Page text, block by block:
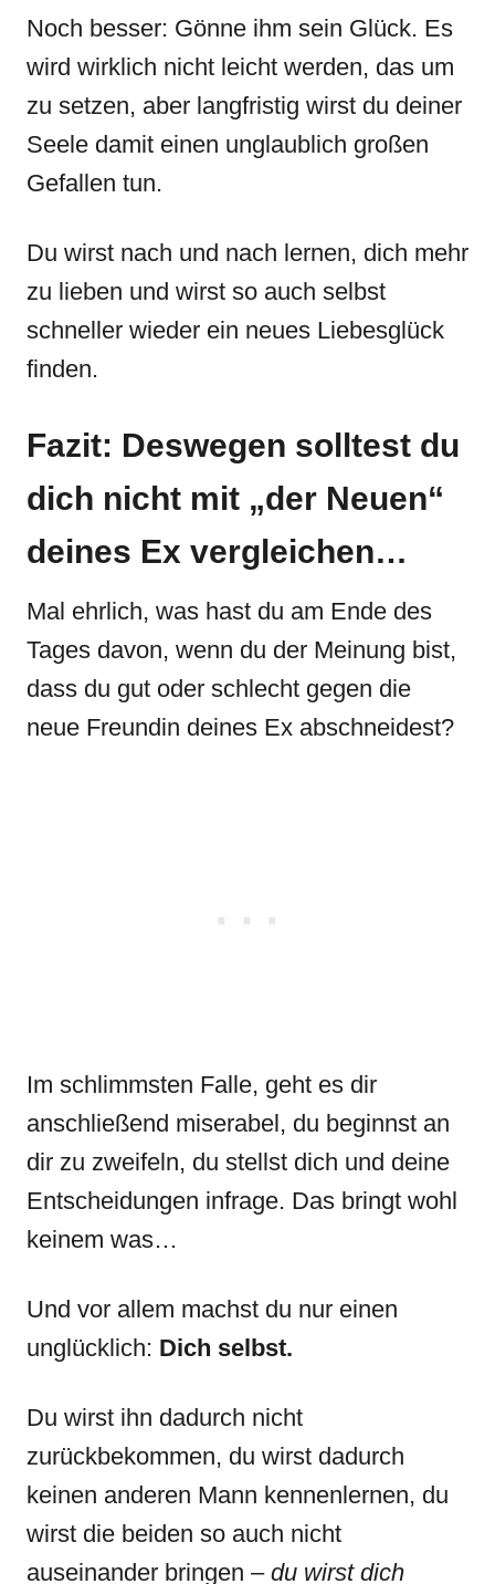
Noch besser: Gönne ihm sein Glück. Es
wird wirklich nicht leicht werden, das um
zu setzen, aber langfristig wirst du deiner
Seele damit einen unglaublich großen
Gefallen tun.
Du wirst nach und nach lernen, dich mehr
zu lieben und wirst so auch selbst
schneller wieder ein neues Liebesglück
finden.
Fazit: Deswegen solltest du
dich nicht mit „der Neuen“
deines Ex vergleichen…
Mal ehrlich, was hast du am Ende des
Tages davon, wenn du der Meinung bist,
dass du gut oder schlecht gegen die
neue Freundin deines Ex abschneidest?
Im schlimmsten Falle, geht es dir
anschließend miserabel, du beginnst an
dir zu zweifeln, du stellst dich und deine
Entscheidungen infrage. Das bringt wohl
keinem was…
Und vor allem machst du nur einen
unglücklich: Dich selbst.
Du wirst ihn dadurch nicht
zurückbekommen, du wirst dadurch
keinen anderen Mann kennenlernen, du
wirst die beiden so auch nicht
auseinander bringen – du wirst dich